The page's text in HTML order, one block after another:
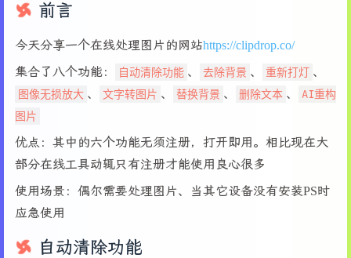
前言
今天分享一个在线处理图片的网站https://clipdrop.co/
集合了八个功能：
自动清除功能 、 去除背景 、 重新打灯 、
图像无损放大 、 文字转图片 、 替换背景 、 删除文本 、
AI重构
图片
优点：其中的六个功能无须注册，打开即用。相比现在大
部分在线工具动辄只有注册才能使用良心很多
使用场景：偶尔需要处理图片、当其它设备没有安装PS时
应急使用
自动清除功能